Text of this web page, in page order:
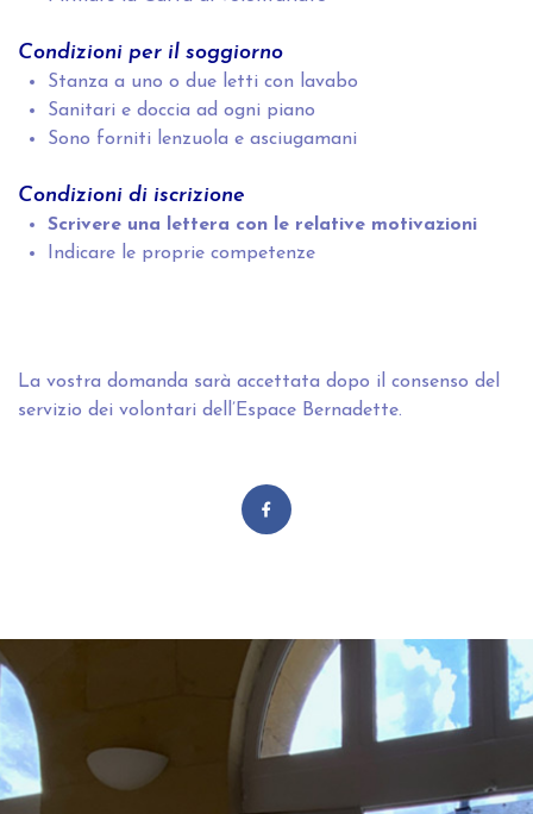
Condizioni per il soggiorno
Stanza a uno o due letti con lavabo
Sanitari e doccia ad ogni piano
Sono forniti lenzuola e asciugamani
Condizioni di iscrizione
Scrivere una lettera con le relative motivazioni
Indicare le proprie competenze
La vostra domanda sarà accettata dopo il consenso del
servizio dei volontari dell’Espace Bernadette.